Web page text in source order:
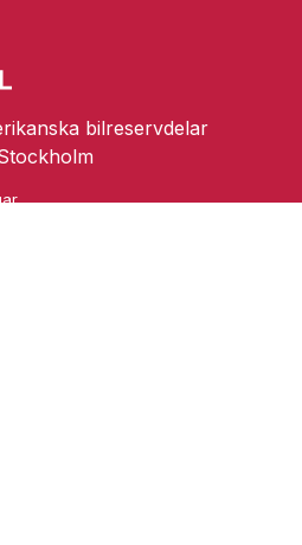
bilreservdelar